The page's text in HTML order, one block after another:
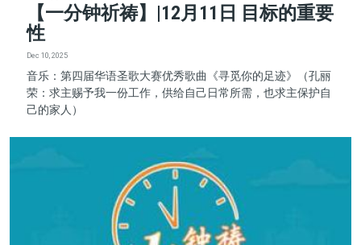
【一分钟祈祷】|12月11日 目标的重要
性
Dec 10, 2025
音乐：第四届华语圣歌大赛优秀歌曲《寻觅你的足迹》（孔丽
荣：求主赐予我一份工作，供给自己日常所需，也求主保护自
己的家人）